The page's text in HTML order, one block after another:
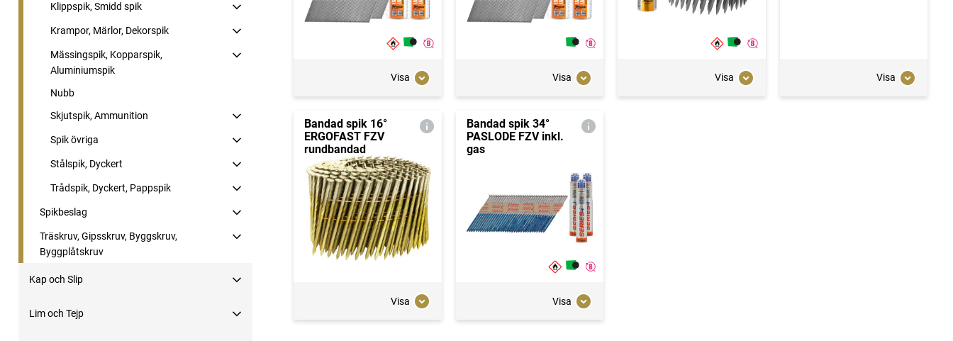
Klippspik, Smidd spik
Krampor, Märlor, Dekorspik
Mässingspik, Kopparspik,
Aluminiumspik
Nubb
Skjutspik, Ammunition
Spik övriga
Stålspik, Dyckert
Trådspik, Dyckert, Pappspik
Spikbeslag
Träskruv, Gipsskruv, Byggskruv,
Byggplåtskruv
Kap och Slip
Lim och Tejp
Visa Visa Visa Visa
Bandad spik 16°
ERGOFAST FZV
rundbandad
Visa
Bandad spik 34°
PASLODE FZV inkl.
gas
Visa